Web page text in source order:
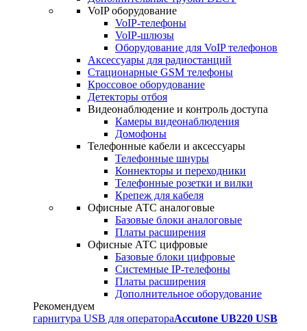
VoIP оборудование
VoIP-телефоны
VoIP-шлюзы
Оборудование для VoIP телефонов
Аксессуары для радиостанций
Стационарные GSM телефоны
Кроссовое оборудование
Детекторы отбоя
Видеонаблюдение и контроль доступа
Камеры видеонаблюдения
Домофоны
Телефонные кабели и аксессуары
Телефонные шнуры
Коннекторы и переходники
Телефонные розетки и вилки
Крепеж для кабеля
Офисные АТС аналоговые
Базовые блоки аналоговые
Платы расширения
Офисные АТС цифровые
Базовые блоки цифровые
Системные IP-телефоны
Платы расширения
Дополнительное оборудование
Рекомендуем
гарнитура USB для оператораAccutone UB220 USB